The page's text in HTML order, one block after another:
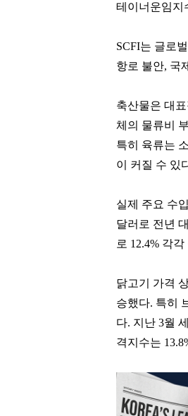
테이너운임지
SCFI는 글로
항로 불안, 국
축산물은 대
체의 물류비
특히 육류는
이 커질 수 있
실제 주요 수
달러로 전년
로 12.4% 각각
닭고기 가격
승했다. 특히
다. 지난 3월
격지수는